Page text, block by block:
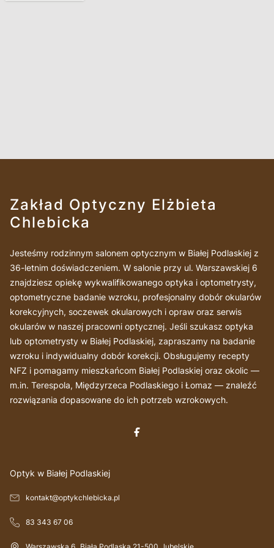
Zakład Optyczny Elżbieta
Chlebicka
Jesteśmy rodzinnym salonem optycznym w Białej Podlaskiej z
36-letnim doświadczeniem. W salonie przy ul. Warszawskiej 6
znajdziesz opiekę wykwalifikowanego optyka i optometrysty,
optometryczne badanie wzroku, profesjonalny dobór okularów
korekcyjnych, soczewek okularowych i opraw oraz serwis
okularów w naszej pracowni optycznej. Jeśli szukasz optyka
lub optometrysty w Białej Podlaskiej, zapraszamy na badanie
wzroku i indywidualny dobór korekcji. Obsługujemy recepty
NFZ i pomagamy mieszkańcom Białej Podlaskiej oraz okolic —
m.in. Terespola, Międzyrzeca Podlaskiego i Łomaz — znaleźć
rozwiązania dopasowane do ich potrzeb wzrokowych.
Optyk w Białej Podlaskiej
kontakt@optykchlebicka.pl
83 343 67 06